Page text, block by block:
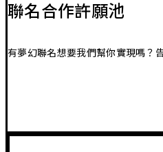
聯名合作許願池
有夢幻聯名想要我們幫你實現嗎？